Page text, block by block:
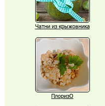
Чатни из крыжовника
ПлоризО